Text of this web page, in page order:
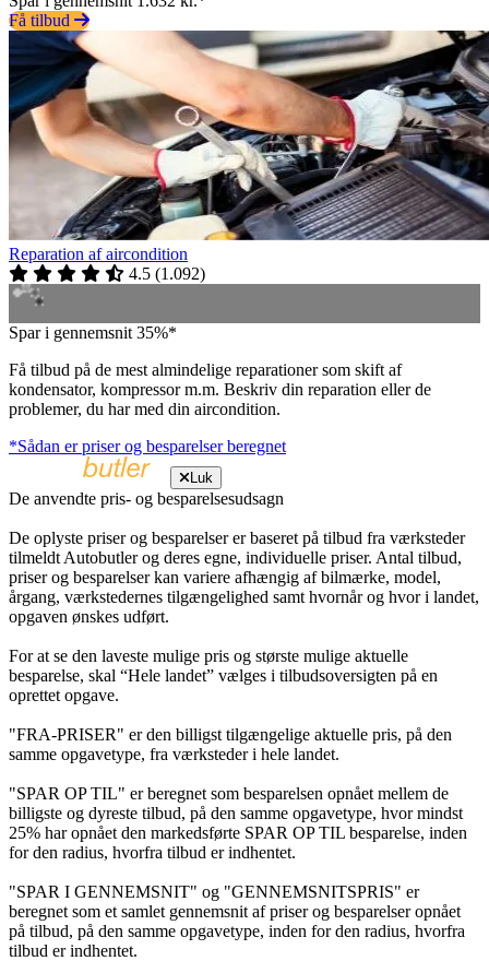
Få tilbud
Reparation af aircondition
4.5 (1.092)
Spar i gennemsnit 35%*
Få tilbud på de mest almindelige reparationer som skift af
kondensator, kompressor m.m. Beskriv din reparation eller de
problemer, du har med din aircondition.
*Sådan er priser og besparelser beregnet
Luk
De anvendte pris- og besparelsesudsagn
De oplyste priser og besparelser er baseret på tilbud fra værksteder
tilmeldt Autobutler og deres egne, individuelle priser. Antal tilbud,
priser og besparelser kan variere afhængig af bilmærke, model,
årgang, værkstedernes tilgængelighed samt hvornår og hvor i landet,
opgaven ønskes udført.
For at se den laveste mulige pris og største mulige aktuelle
besparelse, skal “Hele landet” vælges i tilbudsoversigten på en
oprettet opgave.
"FRA-PRISER" er den billigst tilgængelige aktuelle pris, på den
samme opgavetype, fra værksteder i hele landet.
"SPAR OP TIL" er beregnet som besparelsen opnået mellem de
billigste og dyreste tilbud, på den samme opgavetype, hvor mindst
25% har opnået den markedsførte SPAR OP TIL besparelse, inden
for den radius, hvorfra tilbud er indhentet.
"SPAR I GENNEMSNIT" og "GENNEMSNITSPRIS" er
beregnet som et samlet gennemsnit af priser og besparelser opnået
på tilbud, på den samme opgavetype, inden for den radius, hvorfra
tilbud er indhentet.